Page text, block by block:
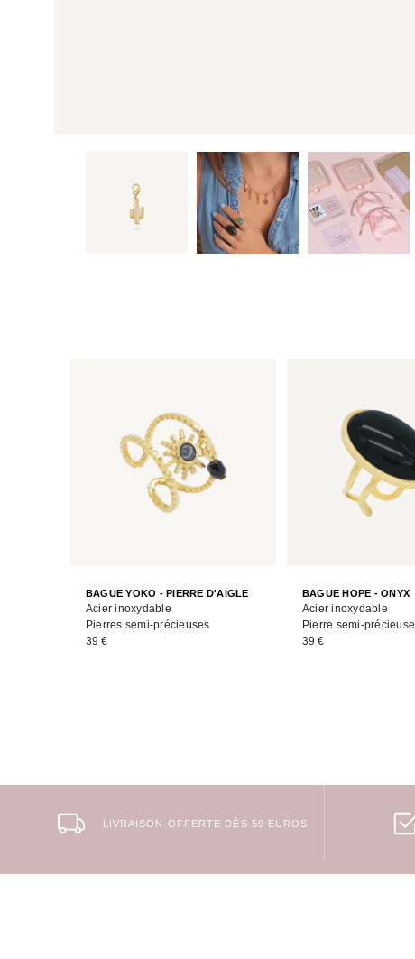
BAGUE YOKO - PIERRE D'AIGLE
Acier inoxydable
Pierres semi-précieuses
39 €
BAGUE HOPE - ONYX
Acier inoxydable
Pierre semi-précieuse
39 €
LIVRAISON OFFERTE DÈS 59 EUROS